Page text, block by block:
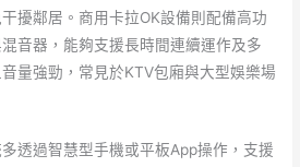
擾鄰居。商用卡拉OK設備則配備高功
音器，能夠支援長時間連續運作及多
量強勁，常見於KTV包廂與大型娛樂場
透過智慧型手機或平板App操作，支援